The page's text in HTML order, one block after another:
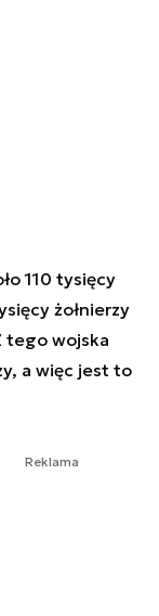
110 tysięcy
żołnierzy
tego wojska
a więc jest to
Reklama